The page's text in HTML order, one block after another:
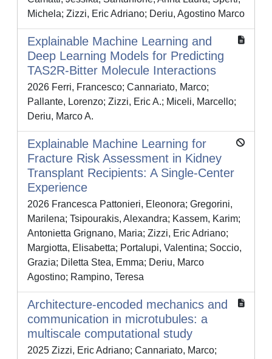
Michela; Zizzi, Eric Adriano; Deriu, Agostino Marco
Explainable Machine Learning and
Deep Learning Models for Predicting
TAS2R-Bitter Molecule Interactions
2026 Ferri, Francesco; Cannariato, Marco;
Pallante, Lorenzo; Zizzi, Eric A.; Miceli, Marcello;
Deriu, Marco A.
Explainable Machine Learning for
Fracture Risk Assessment in Kidney
Transplant Recipients: A Single-Center
Experience
2026 Francesca Pattonieri, Eleonora; Gregorini,
Marilena; Tsipourakis, Alexandra; Kassem, Karim;
Antonietta Grignano, Maria; Zizzi, Eric Adriano;
Margiotta, Elisabetta; Portalupi, Valentina; Soccio,
Grazia; Diletta Stea, Emma; Deriu, Marco
Agostino; Rampino, Teresa
Architecture-encoded mechanics and
communication in microtubules: a
multiscale computational study
2025 Zizzi, Eric Adriano; Cannariato, Marco;